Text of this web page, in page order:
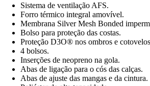
Sistema de ventilação AFS.
Forro térmico integral amovível.
Membrana Silver Mesh Bonded
Bolso para proteção das costas.
Proteção D3O® nos ombros e
4 bolsos.
Inserções de neopreno na gola.
Abas de ligação para o cós das calças.
Abas de ajuste das mangas e da cintura.